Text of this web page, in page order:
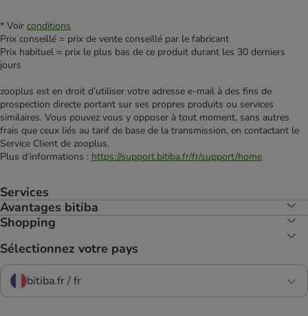
* Voir conditions
Prix conseillé = prix de vente conseillé par le fabricant
Prix habituel = prix le plus bas de ce produit durant les 30 derniers
jours
zooplus est en droit d’utiliser votre adresse e‑mail à des fins de
prospection directe portant sur ses propres produits ou services
similaires. Vous pouvez vous y opposer à tout moment, sans autres
frais que ceux liés au tarif de base de la transmission, en contactant le
Service Client de zooplus.
Plus d’informations : https://support.bitiba.fr/fr/support/home
Services
Avantages bitiba
Shopping
Sélectionnez votre pays
bitiba.fr / fr